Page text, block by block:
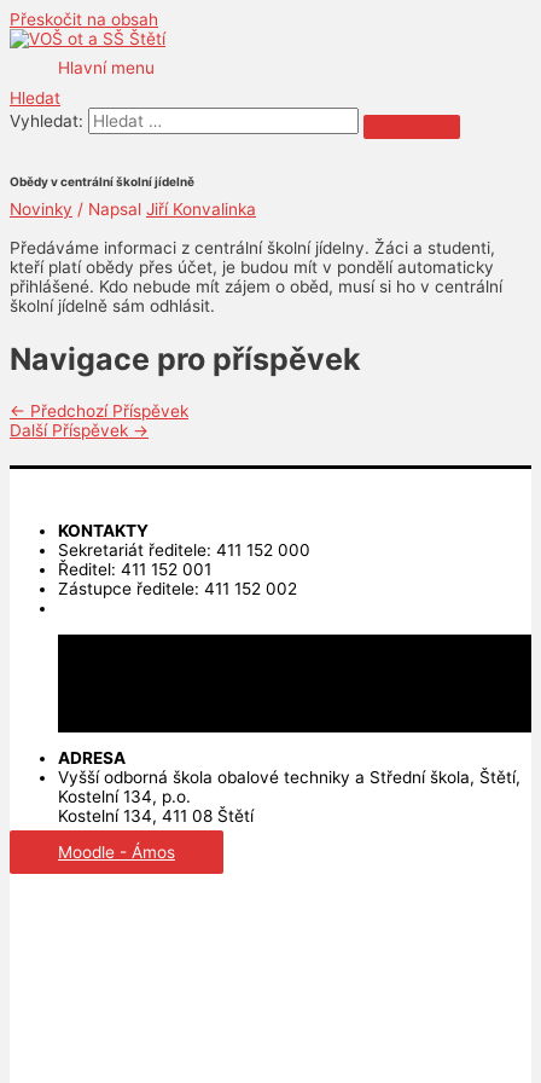
Přeskočit na obsah
Hlavní menu
Hledat
Vyhledat:
Obědy v centrální školní jídelně
Novinky / Napsal Jiří Konvalinka
Předáváme informaci z centrální školní jídelny. Žáci a studenti,
kteří platí obědy přes účet, je budou mít v pondělí automaticky
přihlášené. Kdo nebude mít zájem o oběd, musí si ho v centrální
školní jídelně sám odhlásit.
Navigace pro příspěvek
← Předchozí Příspěvek
Další Příspěvek →
KONTAKTY
Sekretariát ředitele: 411 152 000
Ředitel: 411 152 001
Zástupce ředitele: 411 152 002
ADRESA
Vyšší odborná škola obalové techniky a Střední škola, Štětí,
Kostelní 134, p.o.
Kostelní 134, 411 08 Štětí
Moodle - Ámos